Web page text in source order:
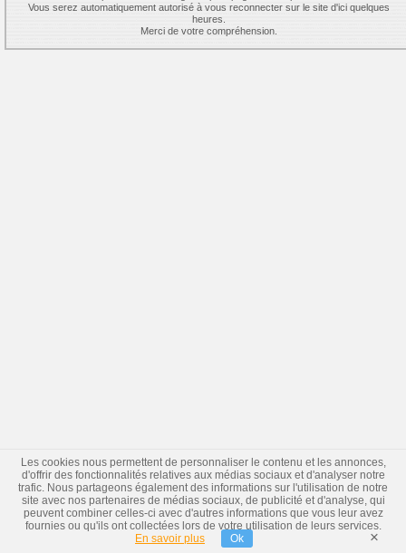
Vous serez automatiquement autorisé à vous reconnecter sur le site d'ici quelques
heures.
Merci de votre compréhension.
Les cookies nous permettent de personnaliser le contenu et les annonces,
d'offrir des fonctionnalités relatives aux médias sociaux et d'analyser notre
trafic. Nous partageons également des informations sur l'utilisation de notre
site avec nos partenaires de médias sociaux, de publicité et d'analyse, qui
peuvent combiner celles-ci avec d'autres informations que vous leur avez
fournies ou qu'ils ont collectées lors de votre utilisation de leurs services.
En savoir plus
Ok ×